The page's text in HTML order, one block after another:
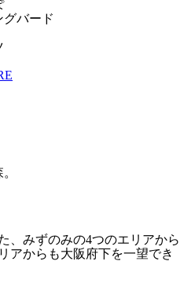
バード
、みずのみの4つのエリアから
アからも大阪府下を一望でき